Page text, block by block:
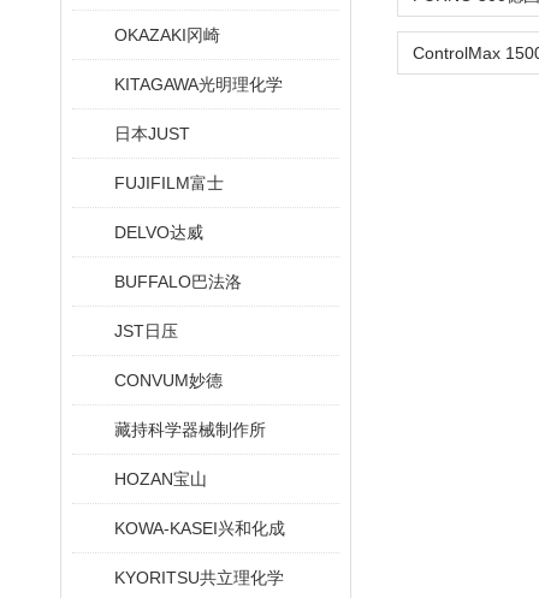
OKAZAKI冈崎
KITAGAWA光明理化学
日本JUST
FUJIFILM富士
DELVO达威
BUFFALO巴法洛
JST日压
CONVUM妙德
藏持科学器械制作所
HOZAN宝山
KOWA-KASEI兴和化成
KYORITSU共立理化学